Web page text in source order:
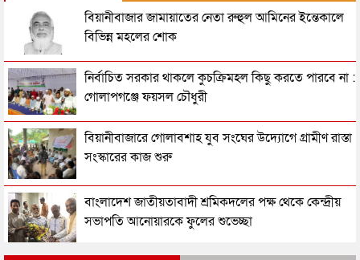
বিয়ানীবাজার জামায়াতের নেতা রুহুল আমিনের ইন্তেকালে
বিভিন্ন মহলের শোক
নির্বাচিত সরকার থাকলে কুচক্রিমহল কিছু করতে পারবে না :
গোলাপগঞ্জে ফয়সল চৌধুরী
বিয়ানীবাজারে গোলাবশাহ যুব সংঘের উদ্যোগে গ্রামীণ রাস্তা
সংস্কারের কাজ শুরু
বাংলাদেশ জাতীয়তাবাদী শ্রমিকদলের পক্ষ থেকে কেন্দ্রীয়
সভাপতি আনোয়ারকে ফুলের শুভেচ্ছা